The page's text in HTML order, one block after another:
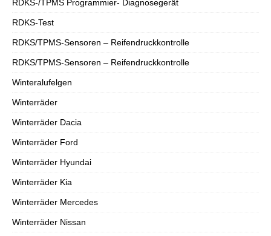
RDKS-/TPMS Programmier- Diagnosegerät
RDKS-Test
RDKS/TPMS-Sensoren – Reifendruckkontrolle
RDKS/TPMS-Sensoren – Reifendruckkontrolle
Winteralufelgen
Winterräder
Winterräder Dacia
Winterräder Ford
Winterräder Hyundai
Winterräder Kia
Winterräder Mercedes
Winterräder Nissan